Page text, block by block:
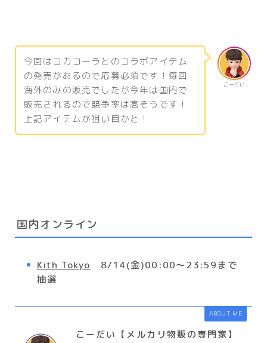
こーだい
今回はコカコーラとのコラボアイテム
の発売があるので応募必須です！毎回
海外のみの販売でしたが今年は国内で
販売されるので競争率は高そうです！
上記アイテムが狙い目かと！
国内オンライン
Kith Tokyo
8/14(金)00:00〜23:59まで
抽選
ABOUT ME
こーだい【メルカリ物販の専門家】